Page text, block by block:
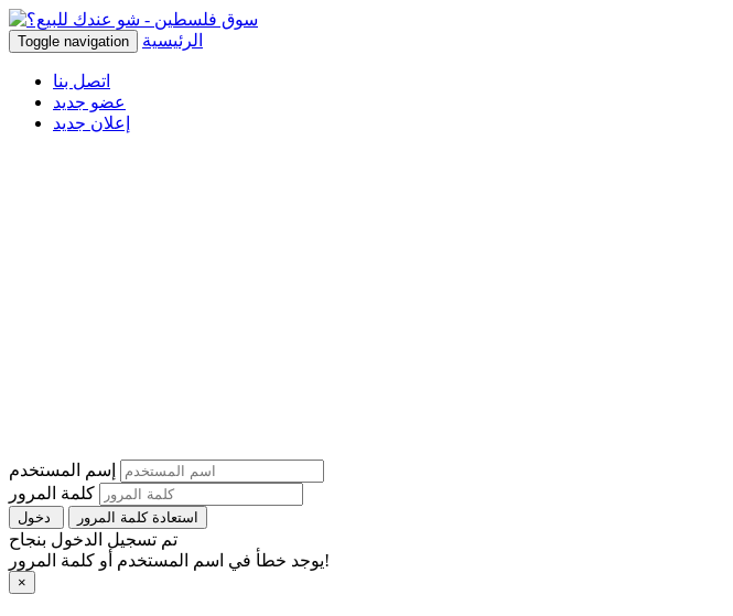
Toggle navigation الرئيسية
اتصل بنا
عضو جديد
إعلان جديد
إسم المستخدم
كلمة المرور
استعادة كلمة المرور
تم تسجيل الدخول بنجاح
يوجد خطأ في اسم المستخدم أو كلمة المرور!
×